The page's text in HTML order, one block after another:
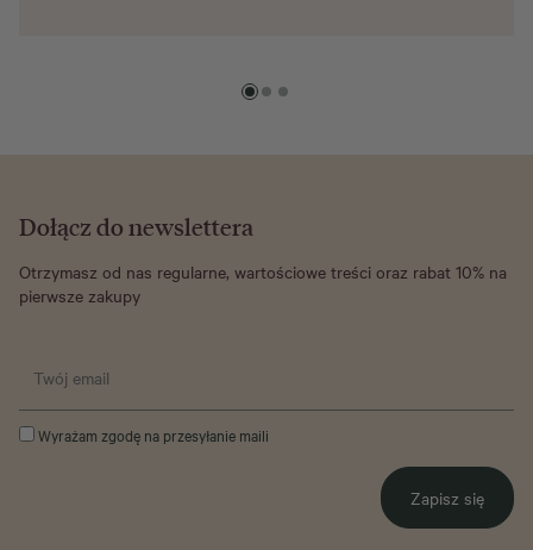
Dołącz do newslettera
Otrzymasz od nas regularne, wartościowe treści oraz rabat 10% na
pierwsze zakupy
Wyrażam zgodę na przesyłanie maili
Zapisz się